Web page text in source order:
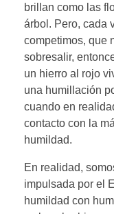
brillan como las
árbol. Pero, cada
competimos, que
sobresalir,
un hierro al rojo
una humillación
cuando en
contacto con la
humildad.
En realidad,
impulsada por el
humildad con